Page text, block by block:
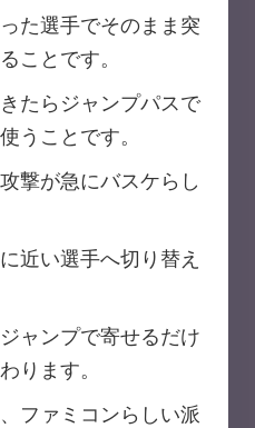
た選手でそのまま突
ことです。
たらジャンプパスで
うことです。
撃が急にバスケらし
近い選手へ切り替え
ャンプで寄せるだけ
ります。
ファミコンらしい派